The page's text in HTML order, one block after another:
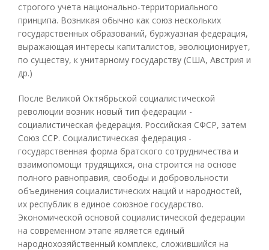
строгого учета национально-территориального
принципа. Возникая обычно как союз нескольких
государственных образований, буржуазная федерация,
выражающая интересы капиталистов, эволюционирует,
по существу, к унитарному государству (США, Австрия и
др.)
После Великой Октябрьской социалистической
революции возник новый тип федерации -
социалистическая федерация. Российская СФСР, затем
Союз ССР. Социалистическая федерация -
государственная форма братского сотрудничества и
взаимопомощи трудящихся, она строится на основе
полного равноправия, свободы и добровольности
объединения социалистических наций и народностей,
их республик в единое союзное государство.
Экономической основой социалистической федерации
на современном этапе является единый
народнохозяйственный комплекс, сложившийся на